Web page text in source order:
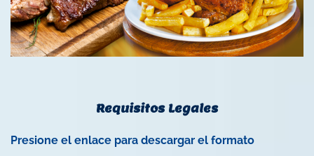
Requisitos Legales
Presione el enlace para descargar el formato